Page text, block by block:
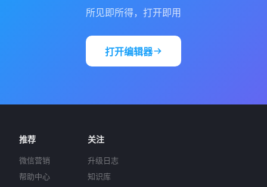
所见即所得，打开即用
打开编辑器
推荐
微信营销
帮助中心
关注
升级日志
知识库